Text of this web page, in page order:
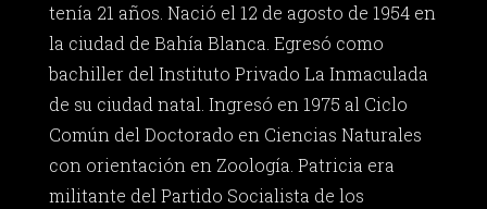
tenía 21 años. Nació el 12 de agosto de 1954 en
la ciudad de Bahía Blanca. Egresó como
bachiller del Instituto Privado La Inmaculada
de su ciudad natal. Ingresó en 1975 al Ciclo
Común del Doctorado en Ciencias Naturales
con orientación en Zoología. Patricia era
militante del Partido Socialista de los